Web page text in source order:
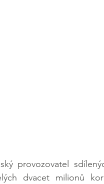
provozovatel
dvacet milionů